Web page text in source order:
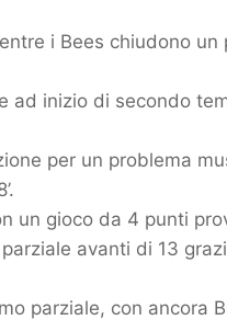
i Bees chiudono
ad inizio di secondo
per un problema
un gioco da 4 punti
avanti di 13
parziale, con ancora